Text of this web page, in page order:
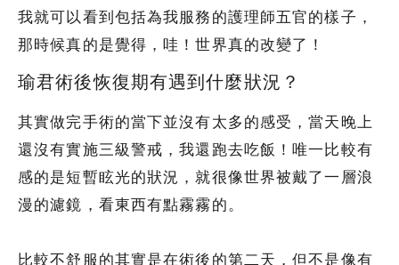
我就可以看到包括為我服務的護理師五官的樣子，
那時候真的是覺得，哇！世界真的改變了！
瑜君術後恢復期有遇到什麼狀況？
其實做完手術的當下並沒有太多的感受，當天晚上
還沒有實施三級警戒，我還跑去吃飯！唯一比較有
感的是短暫眩光的狀況，就很像世界被戴了一層浪
漫的濾鏡，看東西有點霧霧的。
比較不舒服的其實是在術後的第二天，但不是像有